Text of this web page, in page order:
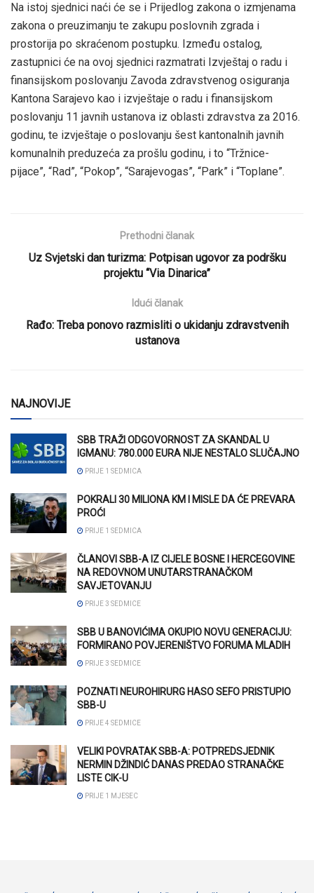
Na istoj sjednici naći će se i Prijedlog zakona o izmjenama
zakona o preuzimanju te zakupu poslovnih zgrada i
prostorija po skraćenom postupku. Između ostalog,
zastupnici će na ovoj sjednici razmatrati Izvještaj o radu i
finansijskom poslovanju Zavoda zdravstvenog osiguranja
Kantona Sarajevo kao i izvještaje o radu i finansijskom
poslovanju 11 javnih ustanova iz oblasti zdravstva za 2016.
godinu, te izvještaje o poslovanju šest kantonalnih javnih
komunalnih preduzeća za prošlu godinu, i to “Tržnice-
pijace”, “Rad”, “Pokop”, “Sarajevogas”, “Park” i “Toplane”.
Prethodni članak
Uz Svjetski dan turizma: Potpisan ugovor za podršku
projektu “Via Dinarica”
Idući članak
Rađo: Treba ponovo razmisliti o ukidanju zdravstvenih
ustanova
NAJNOVIJE
SBB TRAŽI ODGOVORNOST ZA SKANDAL U
IGMANU: 780.000 EURA NIJE NESTALO SLUČAJNO
PRIJE 1 SEDMICA
POKRALI 30 MILIONA KM I MISLE DA ĆE PREVARA
PROĆI
PRIJE 1 SEDMICA
ČLANOVI SBB-A IZ CIJELE BOSNE I HERCEGOVINE
NA REDOVNOM UNUTARSTRANAČKOM
SAVJETOVANJU
PRIJE 3 SEDMICE
SBB U BANOVIĆIMA OKUPIO NOVU GENERACIJU:
FORMIRANO POVJERENIŠTVO FORUMA MLADIH
PRIJE 3 SEDMICE
POZNATI NEUROHIRURG HASO SEFO PRISTUPIO
SBB-U
PRIJE 4 SEDMICE
VELIKI POVRATAK SBB-A: POTPREDSJEDNIK
NERMIN DŽINDIĆ DANAS PREDAO STRANAČKE
LISTE CIK-U
PRIJE 1 MJESEC